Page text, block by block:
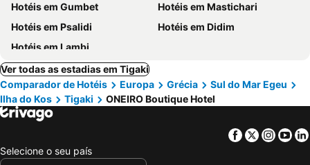
Hotéis em Gumbet
Hotéis em Mastichari
Hotéis em Psalidi
Hotéis em Didim
Hotéis em Lambi
Ver todas as estadias em Tigaki
Comparador de Hotéis
Europa Grécia
Sul do Mar Egeu
Ilha do Kos
Tigaki ONEIRO Boutique Hotel
Facebook
Twitter
Selecione o seu país